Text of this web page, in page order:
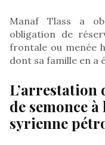
Manaf Tlass a
obligation de
frontale ou menée
dont sa famille en a
L’arrestation
de semonce
syrienne